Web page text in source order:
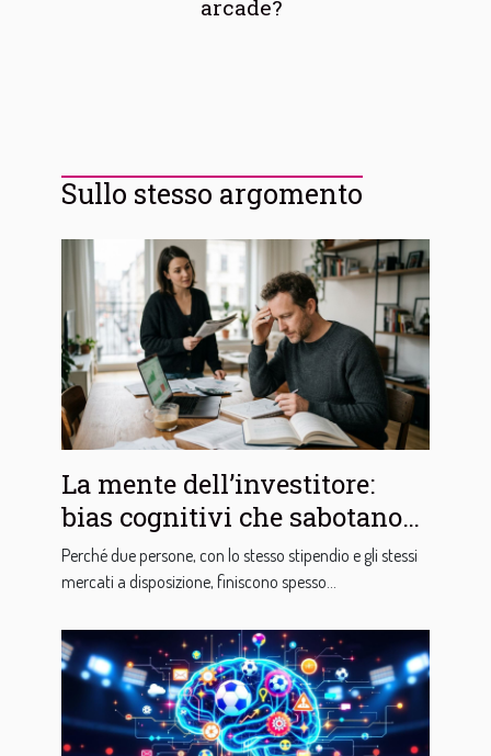
arcade?
Sullo stesso argomento
La mente dell’investitore:
bias cognitivi che sabotano
la tua crescita economica
Perché due persone, con lo stesso stipendio e gli stessi
mercati a disposizione, finiscono spesso...